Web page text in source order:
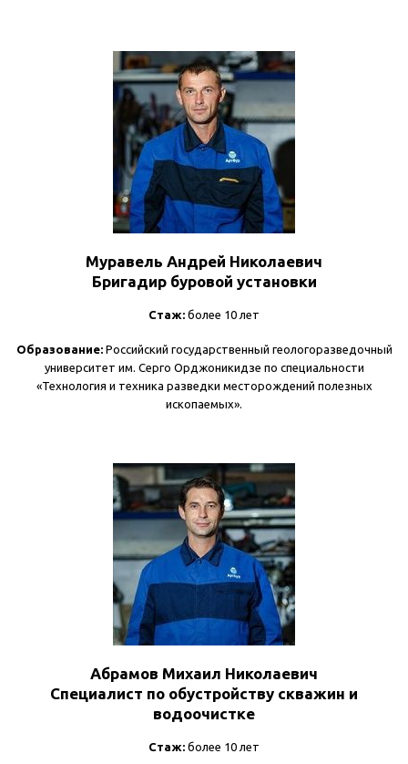
Муравель Андрей Николаевич
Бригадир буровой установки
Стаж: более 10 лет
Образование:Российский государственный геологоразведочный
университет им. Серго Орджоникидзе по специальности
«Технология и техника разведки месторождений полезных
ископаемых».
Абрамов Михаил Николаевич
Специалист по обустройству скважин и
водоочистке
Стаж: более 10 лет